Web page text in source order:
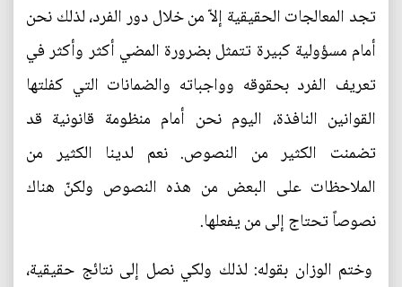
تجد المعالجات الحقيقية إلاّ من خلال دور الفرد، لذلك نحن
أمام مسؤولية كبيرة تتمثل بضرورة المضي أكثر وأكثر في
تعريف الفرد بحقوقه وواجباته والضمانات التي كفلتها
القوانين النافذة، اليوم نحن أمام منظومة قانونية قد
تضمنت الكثير من النصوص. نعم لدينا الكثير من
الملاحظات على البعض من هذه النصوص ولكنّ هناك
نصوصاً تحتاج إلى من يفعلها.
وختم الوزان بقوله: لذلك ولكي نصل إلى نتائج حقيقية،